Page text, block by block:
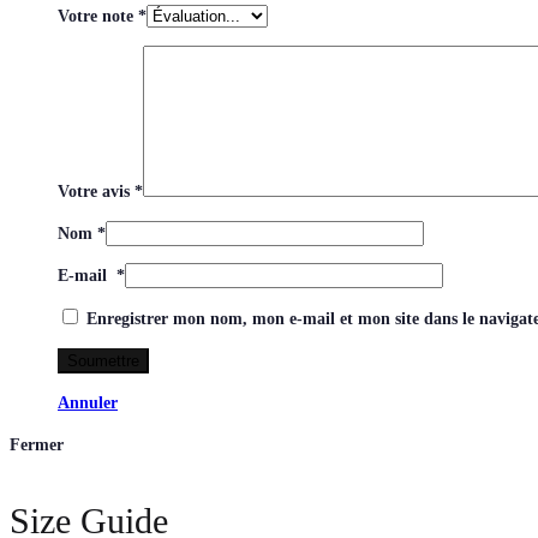
Votre note *
Votre avis *
Nom *
E-mail *
Enregistrer mon nom, mon e-mail et mon site dans le
Annuler
Fermer
Size Guide